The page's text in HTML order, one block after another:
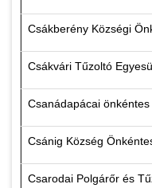
Csákberény Községi
Csákvári Tűzoltó
Csanádapácai
Csánig Község
Csarodai Polgárőr és